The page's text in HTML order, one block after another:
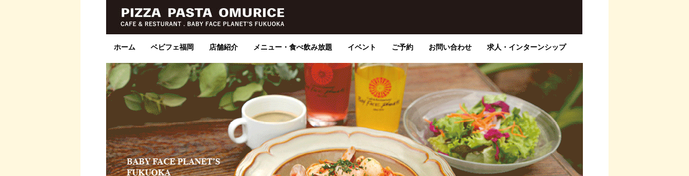
ホーム ベビフェ福岡 店舗紹介 メニュー・食べ飲み放題 イベント ご予約 お問い合わせ 求人・インターンシップ